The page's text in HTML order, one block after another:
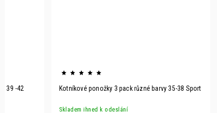
39 -42 Kotníkové ponožky 3 pack různé barvy 35-38 Sport
Skladem ihned k odeslání